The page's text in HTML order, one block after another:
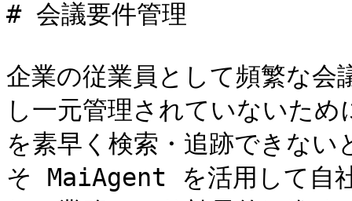
# 会議要件管理
企業の従業員として頻繁な会
し一元管理されていないた
を素早く検索・追跡できな
そ MaiAgent を活用して自